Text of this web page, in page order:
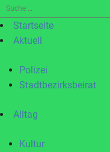
Suche
nach:Startseite
Aktuell
Polizei
Stadtbezirksbeirat
Alltag
Kultur